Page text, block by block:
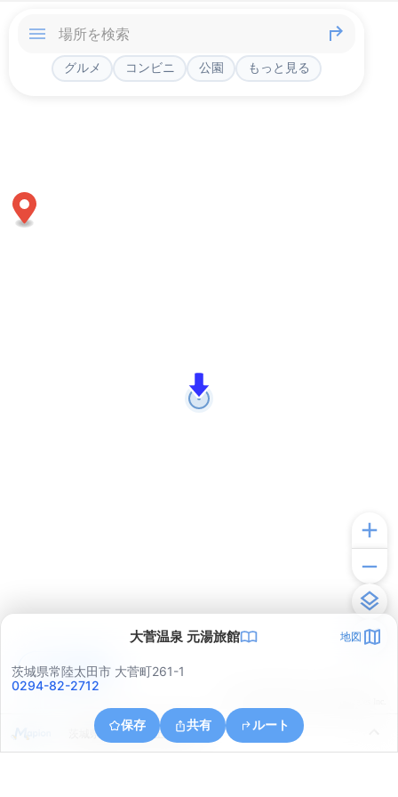
グルメ コンビニ 公園 もっと見る
大菅温泉 元湯旅館 地図
茨城県常陸太田市 大菅町261-1
0294-82-2712
保存 共有 ルート
茨城県常陸太田市上深荻町
アプリで見る